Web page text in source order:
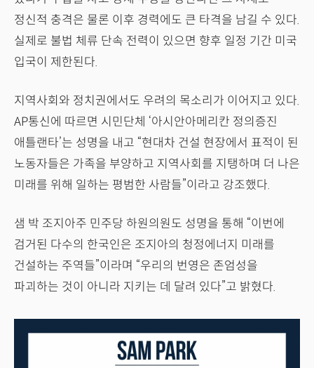
정신적 충격은 물론 이후 경력에도 큰 타격을 남길 수 있다.
실제로 불법 체류 단속 전력이 있으면 향후 일정 기간 미국
입국이 제한된다.
지역사회와 정치권에서도 우려의 목소리가 이어지고 있다.
AP통신에 따르면 시민단체 ‘아시안아메리칸 정의증진
애틀랜타’는 성명을 내고 “현대차 건설 현장에서 표적이 된
노동자들은 가족을 부양하고 지역사회를 지탱하며 더 나은
미래를 위해 일하는 평범한 사람들”이라고 강조했다.
샘 박 조지아주 민주당 하원의원도 성명을 통해 “이번에
검거된 다수의 한국인은 조지아의 청정에너지 미래를
건설하는 주역들”이라며 “우리의 번영은 존엄성을
파괴하는 것이 아니라 지키는 데 달려 있다”고 밝혔다.